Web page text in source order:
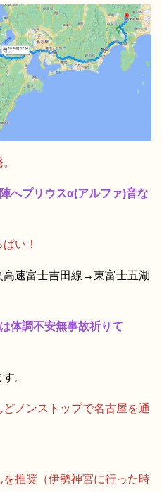
へプリウスα(アルファ)音な
い！
速富士吉田線→東富士五湖
体調不安無事故祈りて
。
ノンストップで名古屋を通
推奨（伊勢神宮に行った時